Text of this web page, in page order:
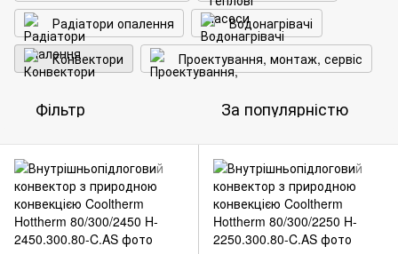
Радіатори опалення
Водонагрівачі
Конвектори
Проектування, монтаж, сервіс
Фільтр За популярністю